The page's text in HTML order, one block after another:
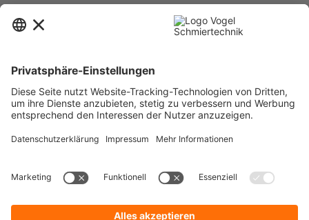
Service
Newsletter
nicht anders beschrieben.
Direktbestellung, legen Sie bitte ein unverbindliches und kostenfreies